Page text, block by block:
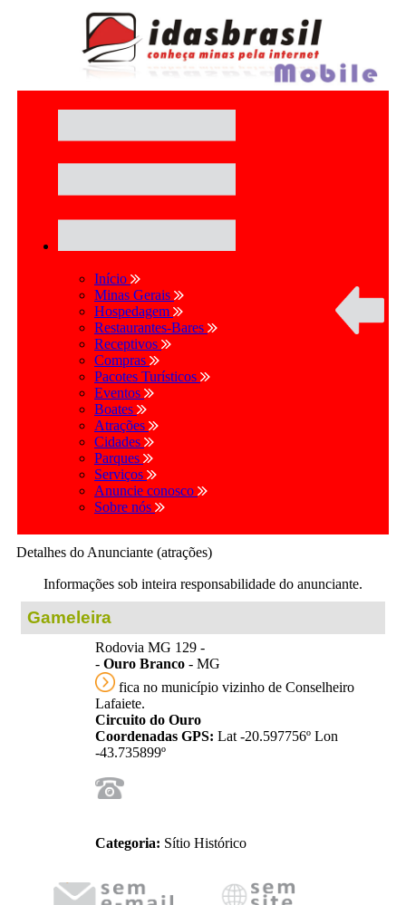
Início
Minas Gerais
Hospedagem
Restaurantes-Bares
Receptivos
Compras
Pacotes Turísticos
Eventos
Boates
Atrações
Cidades
Parques
Serviços
Anuncie conosco
Sobre nós
Detalhes do Anunciante (atrações)
Informações sob inteira responsabilidade do anunciante.
Gameleira
Rodovia MG 129 -
- Ouro Branco - MG
fica no município vizinho de Conselheiro
Lafaiete.
Circuito do Ouro
Coordenadas GPS: Lat -20.597756º Lon
-43.735899º
Categoria: Sítio Histórico